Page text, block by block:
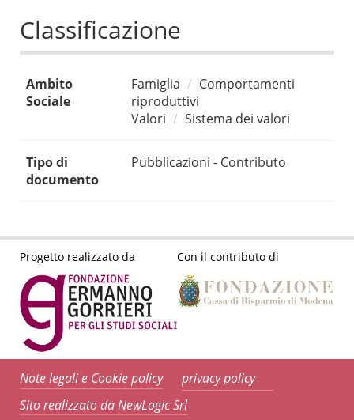
Classificazione
Ambito
Sociale
Famiglia
Comportamenti
riproduttivi
Valori
Sistema dei valori
Tipo di
documento
Pubblicazioni - Contributo
Progetto realizzato da Con il contributo di
Note legali e Cookie policy
privacy policy
Sito realizzato da NewLogic Srl